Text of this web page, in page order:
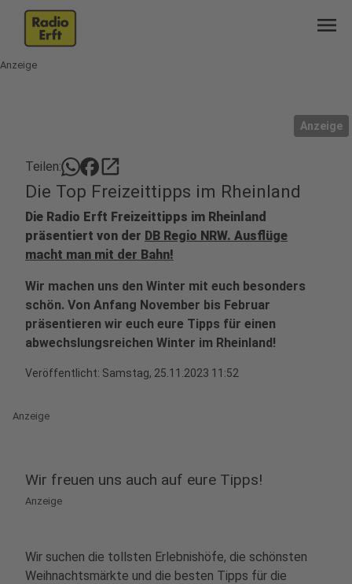
menu
Anzeige
Anzeige
Teilen: open_in_new
Die Top Freizeittipps im Rheinland
Die Radio Erft Freizeittipps im Rheinland
präsentiert von der DB Regio NRW. Ausflüge
macht man mit der Bahn!
Wir machen uns den Winter mit euch besonders
schön. Von Anfang November bis Februar
präsentieren wir euch eure Tipps für einen
abwechslungsreichen Winter im Rheinland!
Veröffentlicht: Samstag, 25.11.2023 11:52
Anzeige
Wir freuen uns auch auf eure Tipps!
Anzeige
Wir suchen die tollsten Erlebnishöfe, die schönsten
Weihnachtsmärkte und die besten Tipps für die